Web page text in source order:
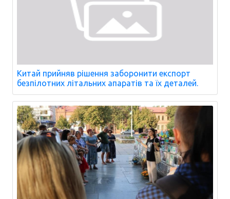
Китай прийняв рішення заборонити експорт
безпілотних літальних апаратів та їх деталей.